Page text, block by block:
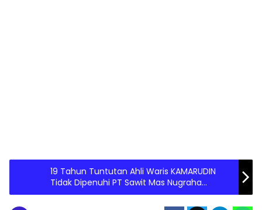
19 Tahun Tuntutan Ahli Waris KAMARUDIN
Tidak Dipenuhi PT Sawit Mas Nugraha
Perdana